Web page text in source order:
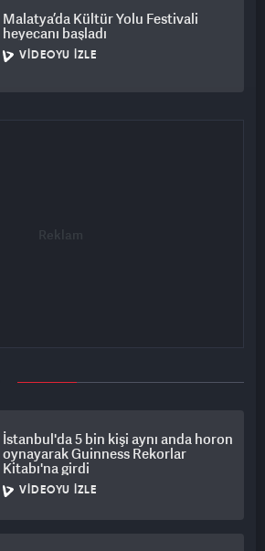
Malatya’da Kültür Yolu Festivali
heyecanı başladı
VIDEOYU İZLE
İstanbul'da 5 bin kişi aynı anda horon
oynayarak Guinness Rekorlar
Kitabı'na girdi
VIDEOYU İZLE